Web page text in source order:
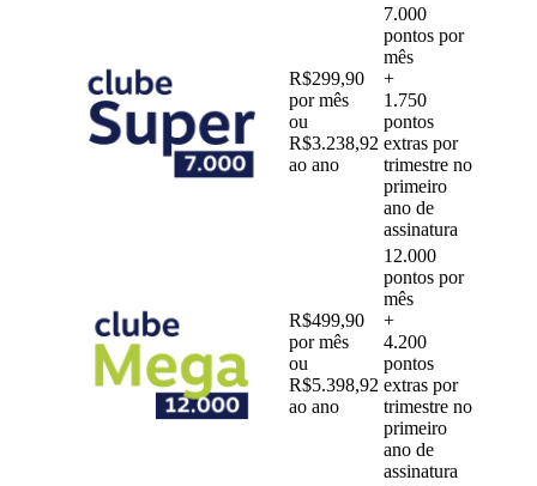
R$299,90
por mês
ou
R$3.238,92
ao ano
7.000
pontos por
mês
+
1.750
pontos
extras por
trimestre no
primeiro
ano de
assinatura
R$499,90
por mês
ou
R$5.398,92
ao ano
12.000
pontos por
mês
+
4.200
pontos
extras por
trimestre no
primeiro
ano de
assinatura